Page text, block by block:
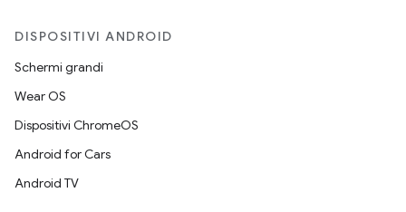
DISPOSITIVI ANDROID
Schermi grandi
Wear OS
Dispositivi ChromeOS
Android for Cars
Android TV